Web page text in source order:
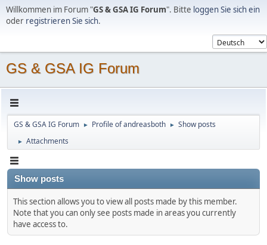
Willkommen im Forum "GS & GSA IG Forum". Bitte loggen Sie sich ein
oder registrieren Sie sich.
GS & GSA IG Forum
GS & GSA IG Forum ► Profile of andreasboth ► Show posts
► Attachments
Show posts
This section allows you to view all posts made by this member.
Note that you can only see posts made in areas you currently
have access to.